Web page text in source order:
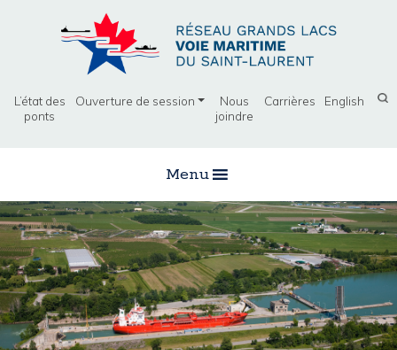
L’état des
ponts
Ouverture de session
Nous
joindre
Carrières English
Menu